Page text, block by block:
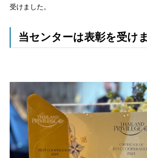
受けました。
当センターは表彰を受け